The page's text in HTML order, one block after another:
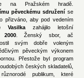
na Pražském hradě.
pěveckému sdružení se
přizváno, aby pod vedením
Vasilkazahájilo letošní
2000. Ženský sbor, ač
svým dobře voleným
pěveckým výkonem
Přestože byl program
českých skladatelů,
publikum, které